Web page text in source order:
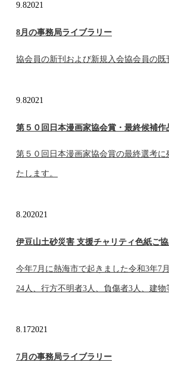
9.82021
8月の事務局ライブラリー
協会員の新刊および新規入会協会員の既
9.82021
第５０回日本漫画家協会賞・最終候補作
第５０回日本漫画家協会賞の最終選考
たします。
8.202021
伊豆山土砂災害 支援チャリティ色紙ご
今年7月に熱海市で起きました令和3年7
24人、行方不明者3人、負傷者3人、建物
8.172021
7月の事務局ライブラリー